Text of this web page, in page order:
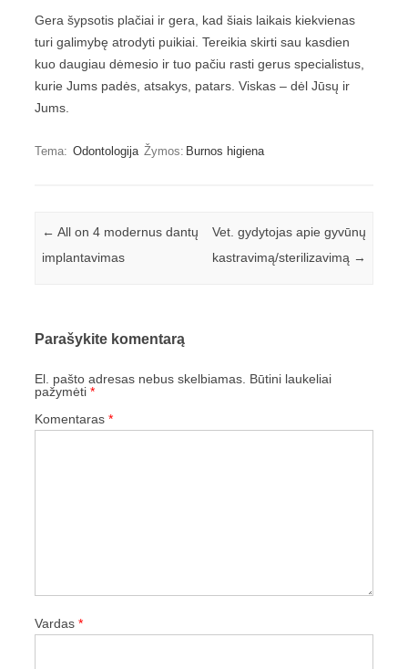
Gera šypsotis plačiai ir gera, kad šiais laikais kiekvienas
turi galimybę atrodyti puikiai. Tereikia skirti sau kasdien
kuo daugiau dėmesio ir tuo pačiu rasti gerus specialistus,
kurie Jums padės, atsakys, patars. Viskas – dėl Jūsų ir
Jums.
Tema: Odontologija Žymos: Burnos higiena
Įrašo navigacija
← All on 4 modernus dantų
implantavimas
Vet. gydytojas apie gyvūnų
kastravimą/sterilizavimą →
Parašykite komentarą
El. pašto adresas nebus skelbiamas. Būtini laukeliai
pažymėti *
Komentaras *
Vardas *